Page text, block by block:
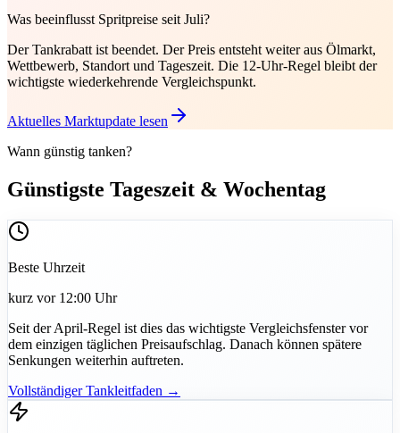
Was beeinflusst Spritpreise seit Juli?
Der Tankrabatt ist beendet. Der Preis entsteht weiter aus Ölmarkt,
Wettbewerb, Standort und Tageszeit. Die 12-Uhr-Regel bleibt der
wichtigste wiederkehrende Vergleichspunkt.
Aktuelles Marktupdate lesen
Wann günstig tanken?
Günstigste Tageszeit & Wochentag
Beste Uhrzeit
kurz vor 12:00 Uhr
Seit der April-Regel ist dies das wichtigste Vergleichsfenster vor
dem einzigen täglichen Preisaufschlag. Danach können spätere
Senkungen weiterhin auftreten.
Vollständiger Tankleitfaden →